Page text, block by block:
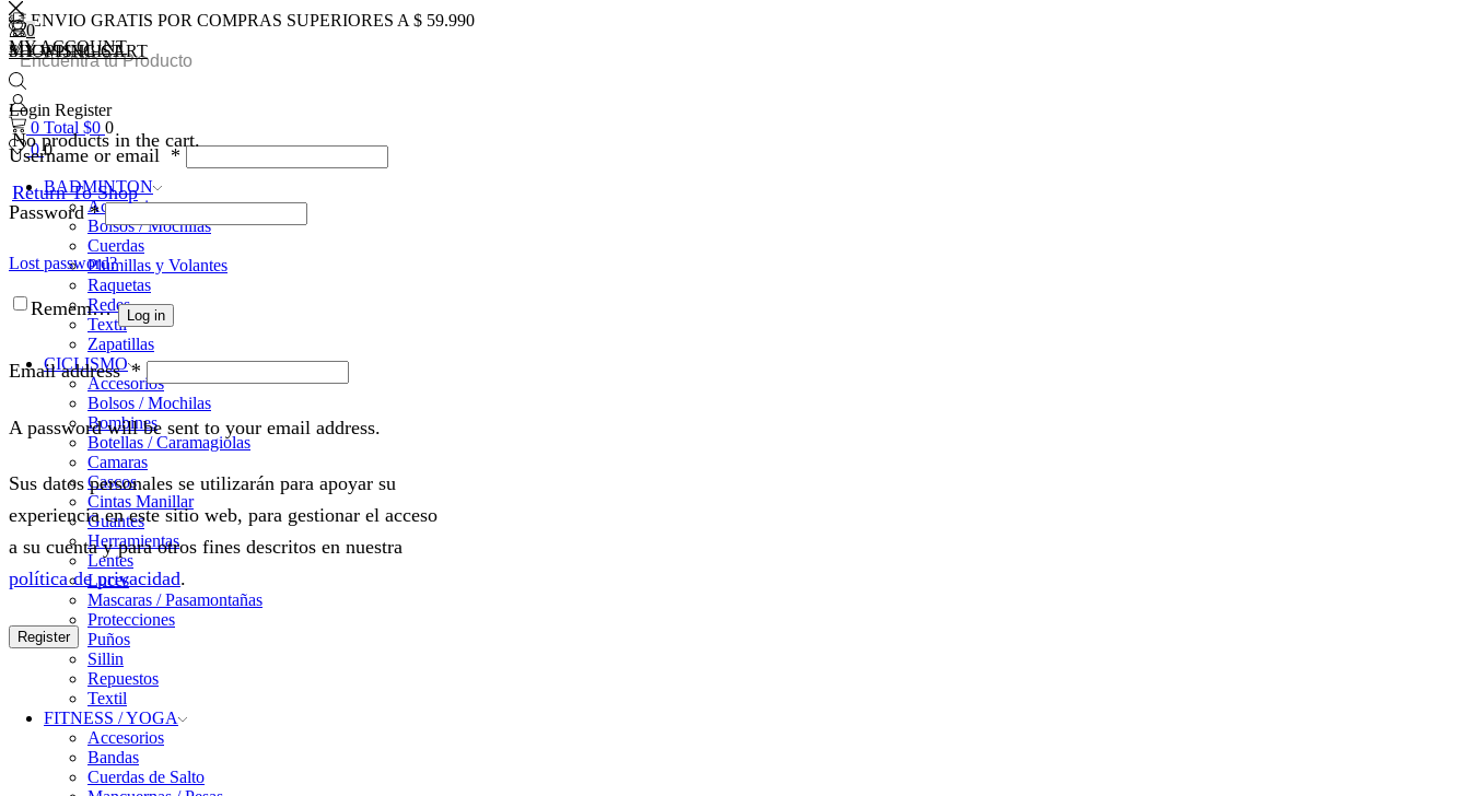
ENVIO GRATIS POR COMPRAS SUPERIORES A $ 59.990
MY ACCOUNT
Login Register
Username or email *
Password*
Lost password?
Remember Me Log in
Email address*
A password will be sent to your email address.
Sus datos personales se utilizarán para apoyar su
experiencia en este sitio web, para gestionar el acceso
a su cuenta y para otros fines descritos en nuestra
política de privacidad.
Register
0 Total $0 0
0
SHOPPING CART
No products in the cart.
Return To Shop
00
0
MY WISHLIST
BADMINTON
Accesorios
Bolsos / Mochilas
Cuerdas
Plumillas y Volantes
Raquetas
Redes
Textil
Zapatillas
CICLISMO
Accesorios
Bolsos / Mochilas
Bombines
Botellas / Caramagiolas
Camaras
Cascos
Cintas Manillar
Guantes
Herramientas
Lentes
Luces
Mascaras / Pasamontañas
Protecciones
Puños
Sillin
Repuestos
Textil
FITNESS / YOGA
Accesorios
Bandas
Cuerdas de Salto